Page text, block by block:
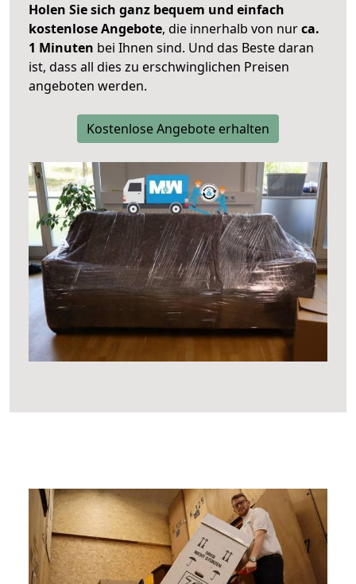
Holen Sie sich ganz bequem und einfach
kostenlose Angebote, die innerhalb von nurca.
1 Minuten bei Ihnen sind. Und das Beste daran
ist, dass all dies zu erschwinglichen Preisen
angeboten werden.
Kostenlose Angebote erhalten